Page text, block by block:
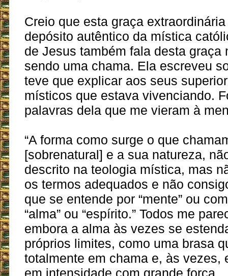
Creio que esta graça
depósito autêntico da mística
de Jesus também fala desta graça
sendo uma chama. Ela escreveu
teve que explicar aos seus
místicos que estava vivenciando.
palavras dela que me vieram à
“A forma como surge o que
[sobrenatural] e a sua natureza,
descrito na teologia mística, mas
os termos adequados e não
que se entende por “mente” ou
“alma” ou “espírito.” Todos me
embora a alma às vezes se
próprios limites, como uma brasa
totalmente em chama e, às vezes,
em intensidade com grande força.